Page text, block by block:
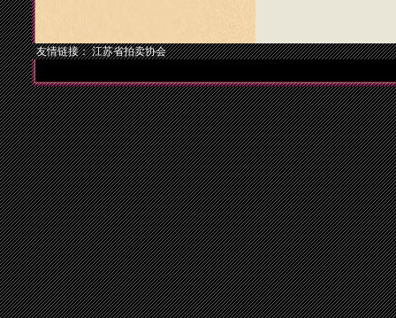
友情链接：江苏省拍卖协会